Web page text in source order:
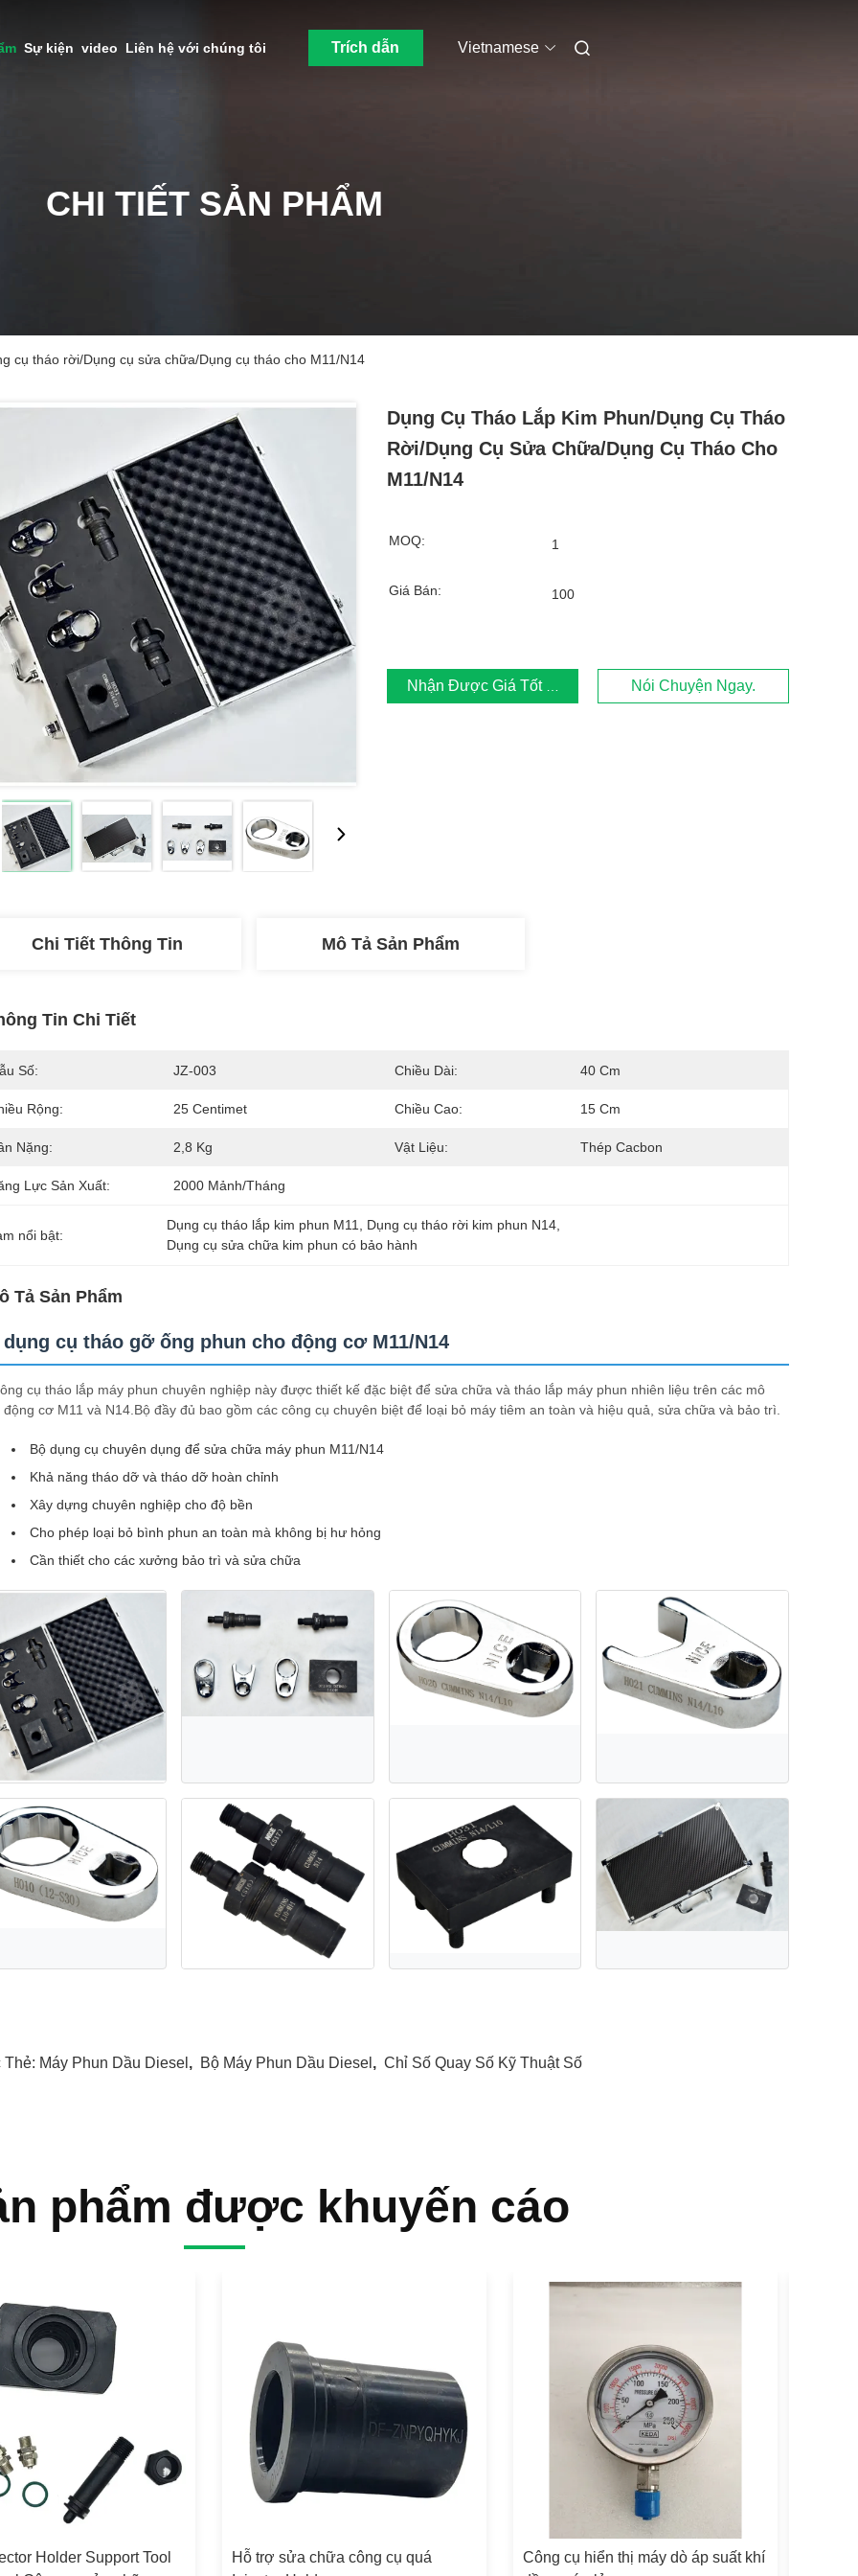
Sự kiện video Liên hệ với chúng tôi Trích dẫn Vietnamese
CHI TIẾT SẢN PHẨM
cụ tháo rời/Dụng cụ sửa chữa/Dụng cụ tháo cho M11/N14
Dụng Cụ Tháo Lắp Kim Phun/Dụng Cụ Tháo
Rời/Dụng Cụ Sửa Chữa/Dụng Cụ Tháo Cho
M11/N14
MOQ: 1
Giá Bán: 100
Nhận Được Giá Tốt Nhất Nói Chuyện Ngay.
Chi Tiết Thông Tin Mô Tả Sản Phẩm
Tin Chi Tiết
Số: JZ-003 Chiều Dài: 40 Cm
Rộng: 25 Centimet Chiều Cao: 15 Cm
Nặng: 2,8 Kg Vật Liệu: Thép Cacbon
Lực Sản Xuất: 2000 Mảnh/tháng
nổi bật:
Dụng cụ tháo lắp kim phun M11 Dụng cụ tháo rời kim phun N14
Dụng cụ sửa chữa kim phun có bảo hành
Tả Sản Phẩm
cụ tháo gỡ ống phun cho động cơ M11/N14
cụ tháo lắp máy phun chuyên nghiệp này được thiết kế đặc biệt để sửa chữa và tháo lắp máy phun nhiên liệu trên các mô
động cơ M11 và N14.Bộ đầy đủ bao gồm các công cụ chuyên biệt để loại bỏ máy tiêm an toàn và hiệu quả, sửa chữa và bảo trì.
Bộ dụng cụ chuyên dụng để sửa chữa máy phun M11/N14
Khả năng tháo dỡ và tháo dỡ hoàn chỉnh
Xây dựng chuyên nghiệp cho độ bền
Cho phép loại bỏ bình phun an toàn mà không bị hư hỏng
Cần thiết cho các xưởng bảo trì và sửa chữa
Thẻ: Máy Phun Dầu Diesel , Bộ Máy Phun Dầu Diesel , Chỉ Số Quay Số Kỹ Thuật Số
phẩm được khuyến cáo
Holder Support Tool
Hỗ trợ sửa chữa công cụ quá
Công cụ hiển thị máy dò áp suất khí